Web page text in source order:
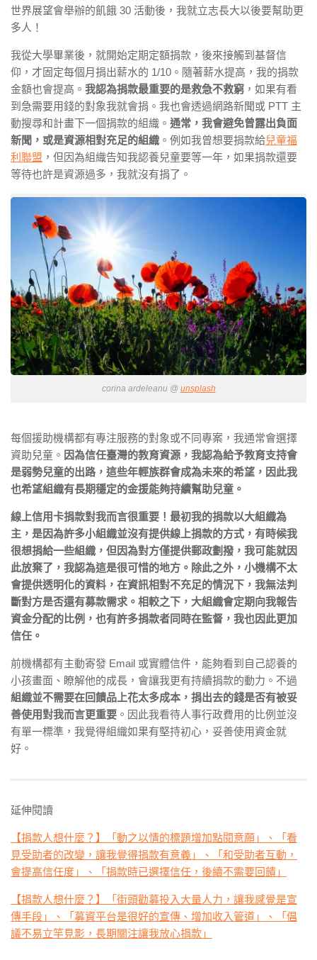
世界展望會舉辦的飢餓 30 活動後，我就立志長大以後要幫助更
多人！
我從大學畢業後，就開始定期定額捐款，後來接觸到基督信
仰，才固定每個月捐出薪水的 1/10。隨著薪水提高，我的捐款
金額也會提高。 我認為捐款最重要的是救急不救窮 ，如果有看
到急需要用錢的對象我就會捐。我也會透過網路新聞或 PTT 主
動搜尋和計畫下一個捐款的組織。 通常，我會避免曾露出負面
新聞，或是資源相對充足的組織 。例如我曾想要捐款給兒童福
利聯盟 ，但因為組織告知我認養兒童要等一年，如果捐款還要
等待也許是資源過多，我就沒有捐了。
corina ardeleanu @ unsplash
每個援助機構都有專注服務的對象或不同專案，我通常會選擇
資助兒童。 因為信任臺灣的教育資源，我認為給予教育支持會
是弱勢兒童的出路，這些年輕族群會成為未來的希望，因此我
也希望組織有長期穩定的金援能夠持續幫助兒童。
線上信用卡捐款對我而言很重要！最初我的捐款以大組織為
主，是因為許多小組織並沒有提供線上捐款的方式，有時候我
很想捐給一些組織，但因為對方僅提供郵政劃撥，我可能就因
此放棄了，我認為這是很可惜的地方。除此之外，小機構不太
會提供透明化的資料，在資訊相對不充足的情況下，我無法判
斷對方是否還有募款需求。相較之下，大組織會定期向我報告
資金分配的比例，也有許多捐款者同時在監督，我也因此更加
信任。
前機構都有主動寄發 Email 或實體信件，能夠看到自己認養的
小孩畫面、瞭解他的成長，會讓我更有持續捐款的動力。不過
組織並不需要在回饋品上花太多成本，捐出去的錢是否有被妥
善使用對我而言更重要 。因此我看待人事行政費用的比例並沒
有單一標準，我覺得組織如果有堅持初心，妥善使用資金就
好。
延伸閱讀
【捐款人想什麼？】「動之以情的標題增加點閱意願」、「看
見受助者的改變，讓我覺得捐款有意義」、「和受助者互動，
會提高信任度」、「捐款時已選擇信任，後續不需要回饋」
【捐款人想什麼？】「街頭勸募投入大量人力，讓我感覺是宣
傳手段」、「募資平台是很好的宣傳、增加收入管道」、「倡
議不易立竿見影，長期關注讓我放心捐款」